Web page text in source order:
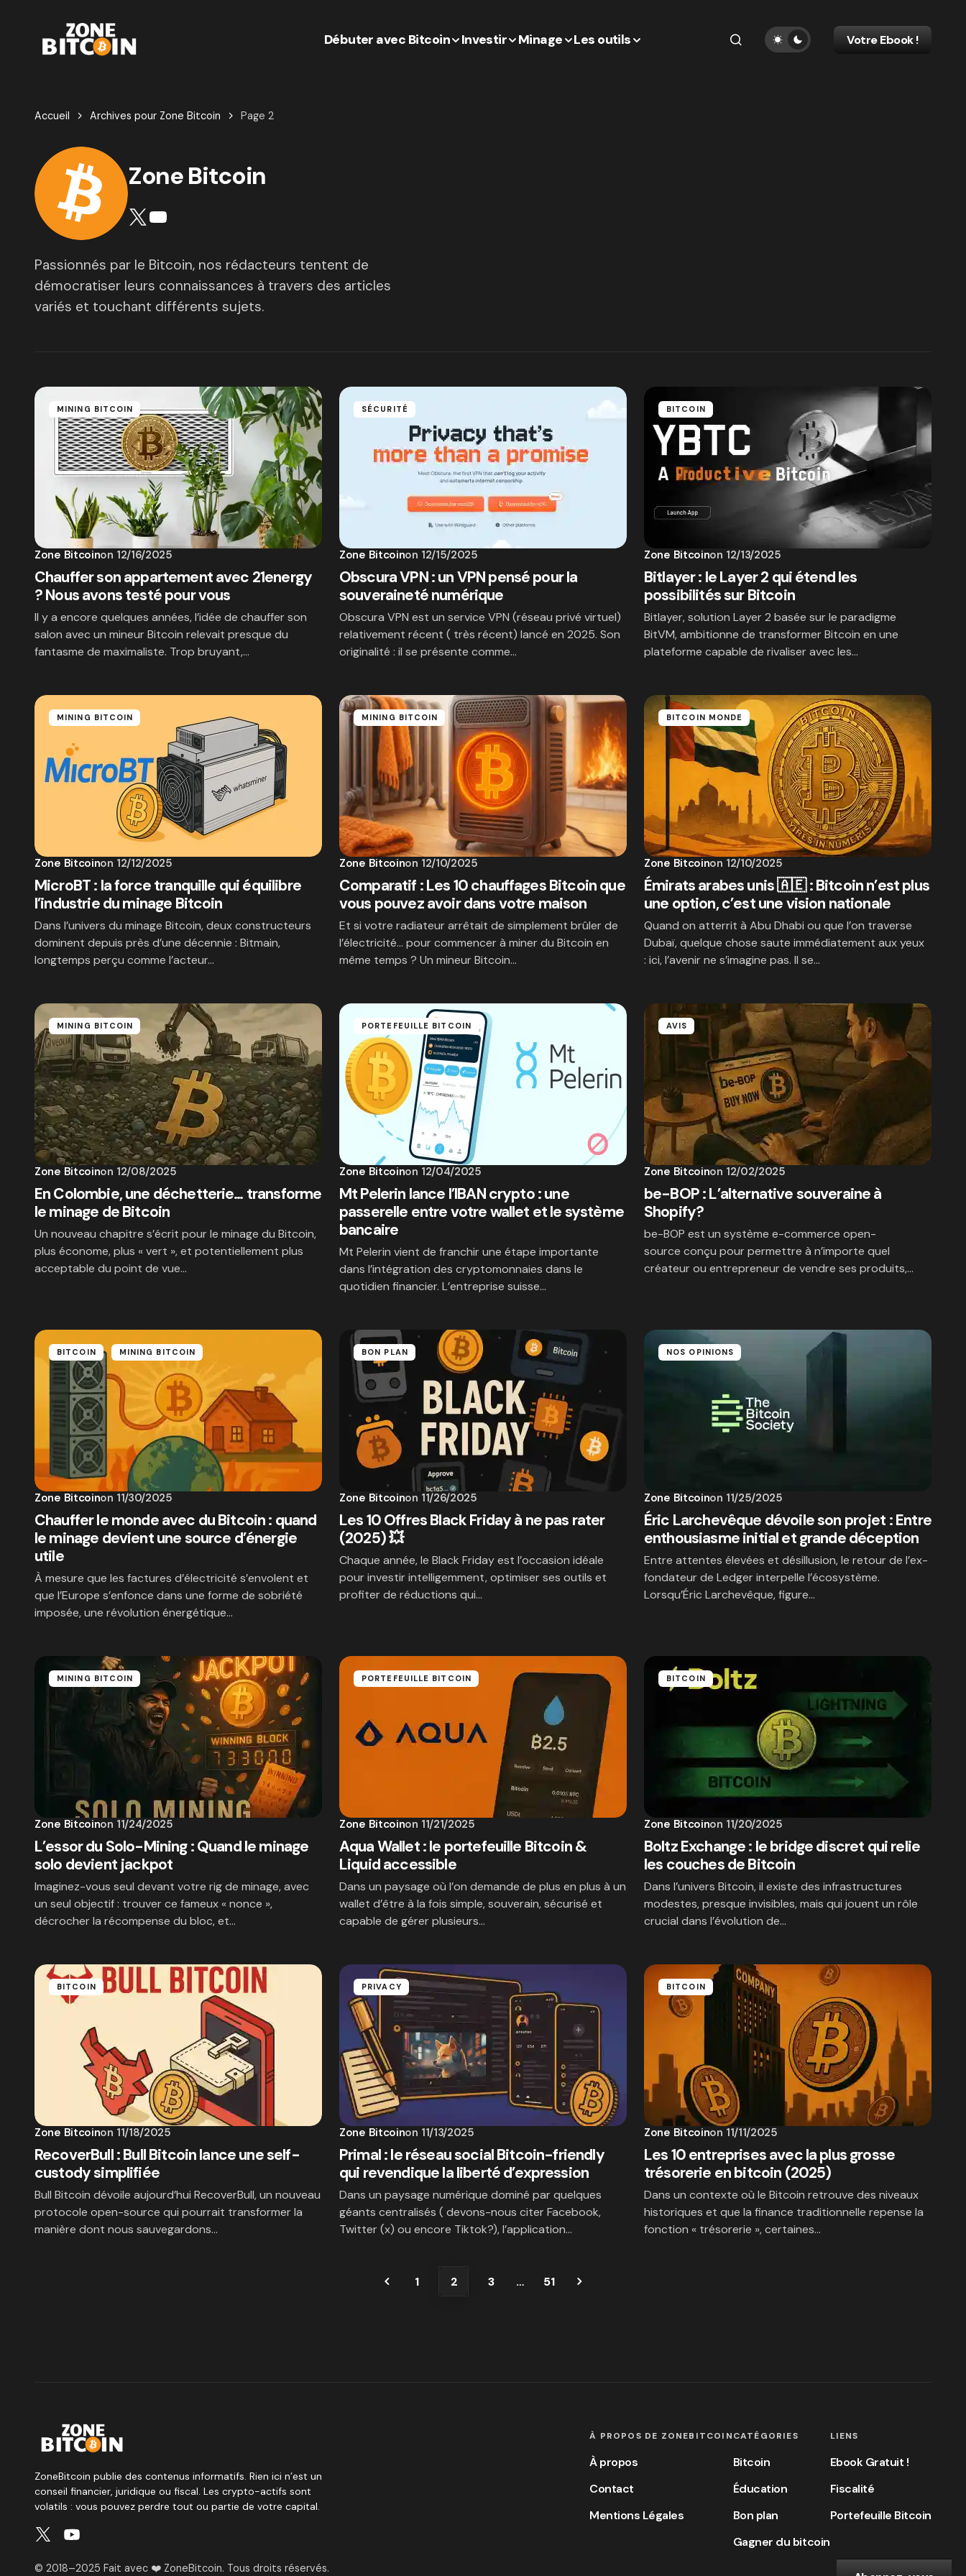
Débuter avec Bitcoin Investir Minage Les outils Votre Ebook !
Accueil Archives pour Zone Bitcoin Page 2
Zone Bitcoin
Passionnés par le Bitcoin, nos rédacteurs tentent de
démocratiser leurs connaissances à travers des articles
variés et touchant différents sujets.
MINING BITCOIN
Zone Bitcoinon 12/16/2025
Chauffer son appartement avec 21energy
? Nous avons testé pour vous
Il y a encore quelques années, l’idée de chauffer son
salon avec un mineur Bitcoin relevait presque du
fantasme de maximaliste. Trop bruyant,…
SÉCURITÉ
Zone Bitcoinon 12/15/2025
Obscura VPN : un VPN pensé pour la
souveraineté numérique
Obscura VPN est un service VPN (réseau privé virtuel)
relativement récent ( très récent) lancé en 2025. Son
originalité : il se présente comme…
BITCOIN
Zone Bitcoinon 12/13/2025
Bitlayer : le Layer 2 qui étend les
possibilités sur Bitcoin
Bitlayer, solution Layer 2 basée sur le paradigme
BitVM, ambitionne de transformer Bitcoin en une
plateforme capable de rivaliser avec les…
MINING BITCOIN
Zone Bitcoinon 12/12/2025
MicroBT : la force tranquille qui équilibre
l’industrie du minage Bitcoin
Dans l’univers du minage Bitcoin, deux constructeurs
dominent depuis près d’une décennie : Bitmain,
longtemps perçu comme l’acteur…
MINING BITCOIN
Zone Bitcoinon 12/10/2025
Comparatif : Les 10 chauffages Bitcoin que
vous pouvez avoir dans votre maison
Et si votre radiateur arrêtait de simplement brûler de
l’électricité… pour commencer à miner du Bitcoin en
même temps ? Un mineur Bitcoin…
BITCOIN MONDE
Zone Bitcoinon 12/10/2025
Émirats arabes unis 🇦🇪 : Bitcoin n’est plus
une option, c’est une vision nationale
Quand on atterrit à Abu Dhabi ou que l’on traverse
Dubaï, quelque chose saute immédiatement aux yeux
: ici, l’avenir ne s’imagine pas. Il se…
MINING BITCOIN
Zone Bitcoinon 12/08/2025
En Colombie, une déchetterie… transforme
le minage de Bitcoin
Un nouveau chapitre s’écrit pour le minage du Bitcoin,
plus économe, plus « vert », et potentiellement plus
acceptable du point de vue…
PORTEFEUILLE BITCOIN
Zone Bitcoinon 12/04/2025
Mt Pelerin lance l’IBAN crypto : une
passerelle entre votre wallet et le système
bancaire
Mt Pelerin vient de franchir une étape importante
dans l’intégration des cryptomonnaies dans le
quotidien financier. L’entreprise suisse…
AVIS
Zone Bitcoinon 12/02/2025
be-BOP : L’alternative souveraine à
Shopify?
be-BOP est un système e-commerce open-
source conçu pour permettre à n’importe quel
créateur ou entrepreneur de vendre ses produits,…
BITCOIN MINING BITCOIN
Zone Bitcoinon 11/30/2025
Chauffer le monde avec du Bitcoin : quand
le minage devient une source d’énergie
utile
À mesure que les factures d’électricité s’envolent et
que l’Europe s’enfonce dans une forme de sobriété
imposée, une révolution énergétique…
BON PLAN
Zone Bitcoinon 11/26/2025
Les 10 Offres Black Friday à ne pas rater
(2025) 💥
Chaque année, le Black Friday est l’occasion idéale
pour investir intelligemment, optimiser ses outils et
profiter de réductions qui…
NOS OPINIONS
Zone Bitcoinon 11/25/2025
Éric Larchevêque dévoile son projet : Entre
enthousiasme initial et grande déception
Entre attentes élevées et désillusion, le retour de l’ex-
fondateur de Ledger interpelle l’écosystème.
Lorsqu’Éric Larchevêque, figure…
MINING BITCOIN
Zone Bitcoinon 11/24/2025
L’essor du Solo-Mining : Quand le minage
solo devient jackpot
Imaginez-vous seul devant votre rig de minage, avec
un seul objectif : trouver ce fameux « nonce »,
décrocher la récompense du bloc, et…
PORTEFEUILLE BITCOIN
Zone Bitcoinon 11/21/2025
Aqua Wallet : le portefeuille Bitcoin &
Liquid accessible
Dans un paysage où l’on demande de plus en plus à un
wallet d’être à la fois simple, souverain, sécurisé et
capable de gérer plusieurs…
BITCOIN
Zone Bitcoinon 11/20/2025
Boltz Exchange : le bridge discret qui relie
les couches de Bitcoin
Dans l’univers Bitcoin, il existe des infrastructures
modestes, presque invisibles, mais qui jouent un rôle
crucial dans l’évolution de…
BITCOIN
Zone Bitcoinon 11/18/2025
RecoverBull : Bull Bitcoin lance une self-
custody simplifiée
Bull Bitcoin dévoile aujourd’hui RecoverBull, un nouveau
protocole open-source qui pourrait transformer la
manière dont nous sauvegardons…
PRIVACY
Zone Bitcoinon 11/13/2025
Primal : le réseau social Bitcoin-friendly
qui revendique la liberté d’expression
Dans un paysage numérique dominé par quelques
géants centralisés ( devons-nous citer Facebook,
Twitter (x) ou encore Tiktok?), l’application…
BITCOIN
Zone Bitcoinon 11/11/2025
Les 10 entreprises avec la plus grosse
trésorerie en bitcoin (2025)
Dans un contexte où le Bitcoin retrouve des niveaux
historiques et que la finance traditionnelle repense la
fonction « trésorerie », certaines…
1 2 3 … 51
ZoneBitcoin publie des contenus informatifs. Rien ici n’est un
conseil financier, juridique ou fiscal. Les crypto-actifs sont
volatils : vous pouvez perdre tout ou partie de votre capital.
À PROPOS DE ZONEBITCOIN
À propos
Contact
Mentions Légales
CATÉGORIES
Bitcoin
Éducation
Bon plan
Gagner du bitcoin
LIENS
Ebook Gratuit !
Fiscalité
Portefeuille Bitcoin
© 2018–2025 Fait avec ❤️ ZoneBitcoin. Tous droits réservés.